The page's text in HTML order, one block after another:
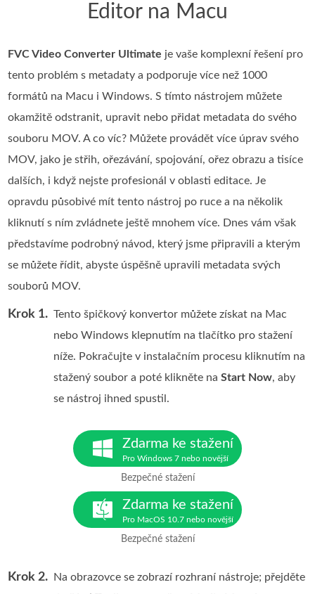
Editor na Macu
FVC Video Converter Ultimate je vaše komplexní řešení pro
tento problém s metadaty a podporuje více než 1000
formátů na Macu i Windows. S tímto nástrojem můžete
okamžitě odstranit, upravit nebo přidat metadata do svého
souboru MOV. A co víc? Můžete provádět více úprav svého
MOV, jako je střih, ořezávání, spojování, ořez obrazu a tisíce
dalších, i když nejste profesionál v oblasti editace. Je
opravdu působivé mít tento nástroj po ruce a na několik
kliknutí s ním zvládnete ještě mnohem více. Dnes vám však
představíme podrobný návod, který jsme připravili a kterým
se můžete řídit, abyste úspěšně upravili metadata svých
souborů MOV.
Krok 1. Tento špičkový konvertor můžete získat na Mac
nebo Windows klepnutím na tlačítko pro stažení
níže. Pokračujte v instalačním procesu kliknutím na
stažený soubor a poté klikněte naStart Now, aby
se nástroj ihned spustil.
Zdarma ke stažení
Pro Windows 7 nebo novější
Bezpečné stažení
Zdarma ke stažení
Pro MacOS 10.7 nebo novější
Bezpečné stažení
Krok 2.
Na obrazovce se zobrazí rozhraní nástroje; přejděte